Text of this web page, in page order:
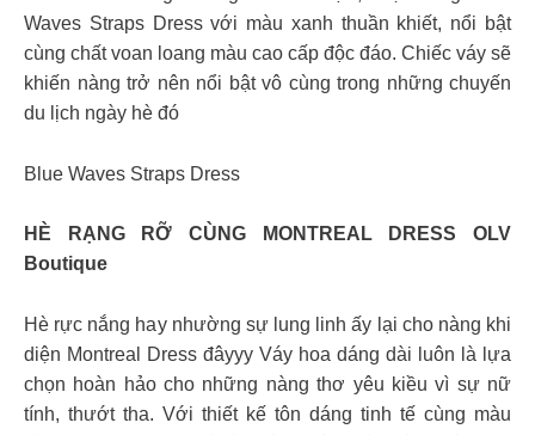
Waves Straps Dress với màu xanh thuần khiết, nổi bật
cùng chất voan loang màu cao cấp độc đáo. Chiếc váy sẽ
khiến nàng trở nên nổi bật vô cùng trong những chuyến
du lịch ngày hè đó
Blue Waves Straps Dress
HÈ RẠNG RỠ CÙNG MONTREAL DRESS OLV
Boutique
Hè rực nắng hay nhường sự lung linh ấy lại cho nàng khi
diện Montreal Dress đâyyy Váy hoa dáng dài luôn là lựa
chọn hoàn hảo cho những nàng thơ yêu kiều vì sự nữ
tính, thướt tha. Với thiết kế tôn dáng tinh tế cùng màu